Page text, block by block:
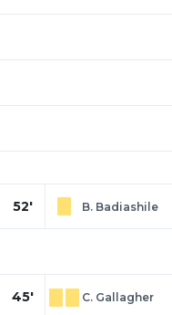
52' B. Badiashile
45' C. Gallagher